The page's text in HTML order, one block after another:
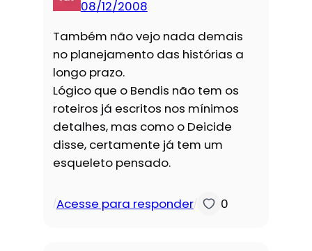
08/12/2008
Também não vejo nada demais
no planejamento das histórias a
longo prazo.
Lógico que o Bendis não tem os
roteiros já escritos nos mínimos
detalhes, mas como o Deicide
disse, certamente já tem um
esqueleto pensado.
/Acesse para responder/ 0